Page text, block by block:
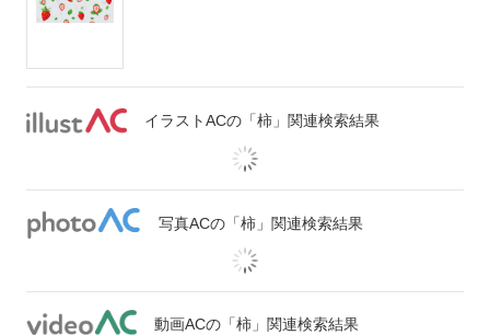
イラストACの「柿」関連検索結果
写真ACの「柿」関連検索結果
動画ACの「柿」関連検索結果